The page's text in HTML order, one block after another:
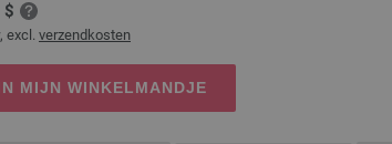
$
excl. verzendkosten
MIJN WINKELMANDJE